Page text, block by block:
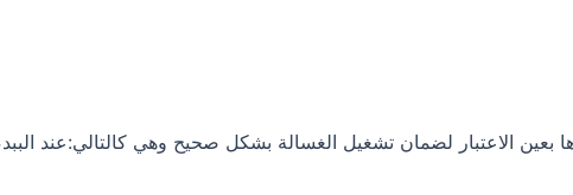
الاعتبار لضمان تشغيل الغسالة بشكل صحيح وهي كالتالي:عند